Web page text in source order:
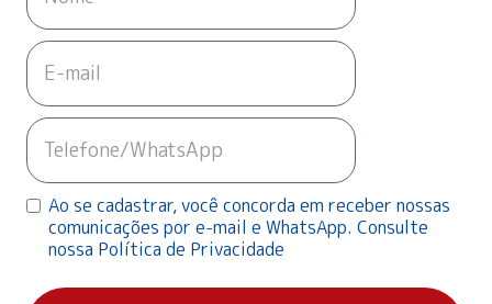
Ao se cadastrar, você concorda em receber nossas
comunicações por e-mail e WhatsApp. Consulte
nossa Política de Privacidade